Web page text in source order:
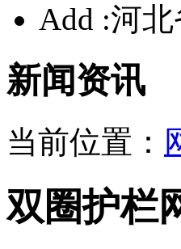
Add :河
新闻资讯
当前位置：
双圈护栏